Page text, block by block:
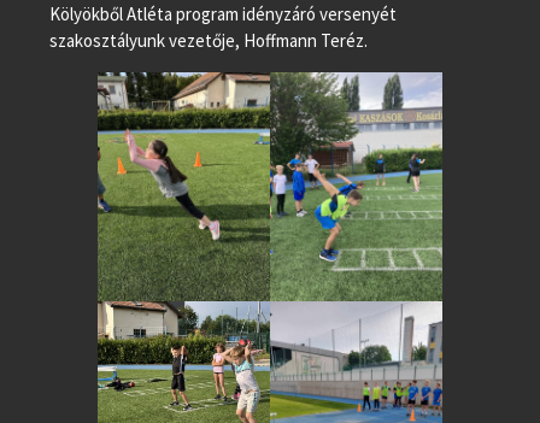
Kölyökből Atléta program idényzáró versenyét
szakosztályunk vezetője, Hoffmann Teréz.